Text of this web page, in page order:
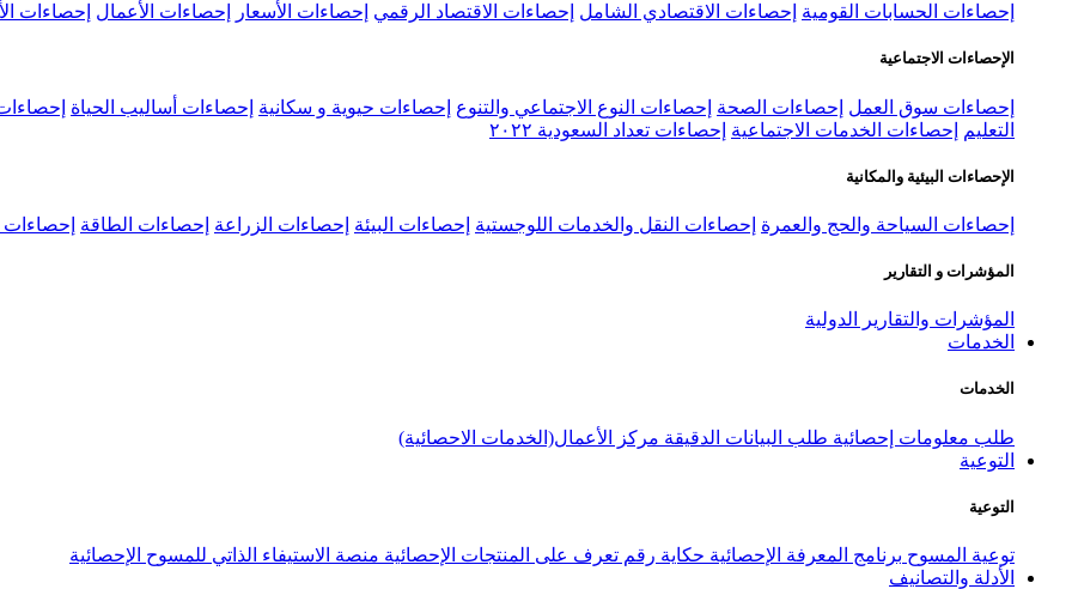
إحصاءات الحسابات القومية إحصاءات الاقتصادي الشامل إحصاءات الاقتصاد الرقمي إحصاءات الأسعار إحصاءات الأعمال إحصاءات
الإحصاءات الاجتماعية
إحصاءات سوق العمل إحصاءات الصحة إحصاءات النوع الاجتماعي والتنوع إحصاءات حيوية و سكانية إحصاءات أساليب الحياة
التعليم
إحصاءات الخدمات الاجتماعية إحصاءات تعداد السعودية ٢٠٢٢
الإحصاءات البيئية والمكانية
إحصاءات السياحة والحج والعمرة إحصاءات النقل والخدمات اللوجستية إحصاءات البيئة إحصاءات الزراعة إحصاءات الطاقة إحصاءات
المؤشرات و التقارير
المؤشرات والتقارير الدولية
الخدمات
الخدمات
طلب معلومات إحصائية طلب البيانات الدقيقة مركز الأعمال(الخدمات الاحصائية)
التوعية
التوعية
توعية المسوح برنامج المعرفة الإحصائية حكاية رقم تعرف على المنتجات الإحصائية منصة الاستيفاء الذاتي للمسوح الإحصائية
الأدلة والتصانيف